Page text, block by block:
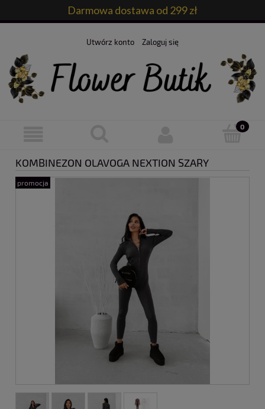
Darmowa dostawa od 299 zł
Utwórz konto Zaloguj się
KOMBINEZON OLAVOGA NEXTION SZARY
promocja